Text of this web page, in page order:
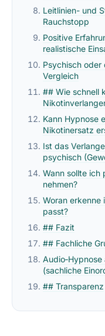
Leitlinien- und
Rauchstopp
Positive
realistische
Psychisch oder
Vergleich
## Wie schnell
Kann Hypnose
Nikotinersatz
Ist das
psychisch
Wann sollte ich
nehmen?
Woran erkenne
passt?
## Fazit
## Fachliche
(sachliche
## Transparenz